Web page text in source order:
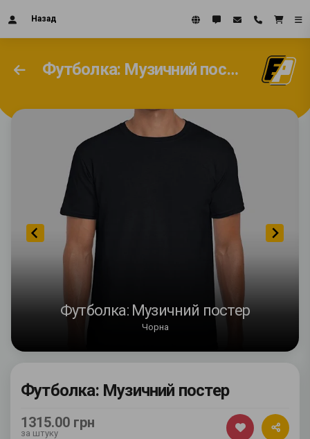
Назад
Футболка: Музичний постер
Футболка: Музичний постер
Чорна
Футболка: Музичний постер
1315.00 грн
за штуку